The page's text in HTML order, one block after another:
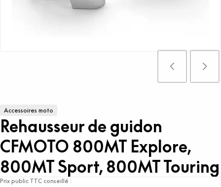
Accessoires moto
Rehausseur de guidon
CFMOTO 800MT Explore,
800MT Sport, 800MT Touring
Prix public TTC conseillé :